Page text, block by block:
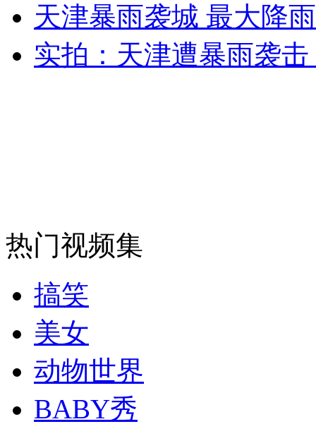
天津暴雨袭城 最大降
实拍：天津遭暴雨袭
热门视频集
搞笑
美女
动物世界
BABY秀